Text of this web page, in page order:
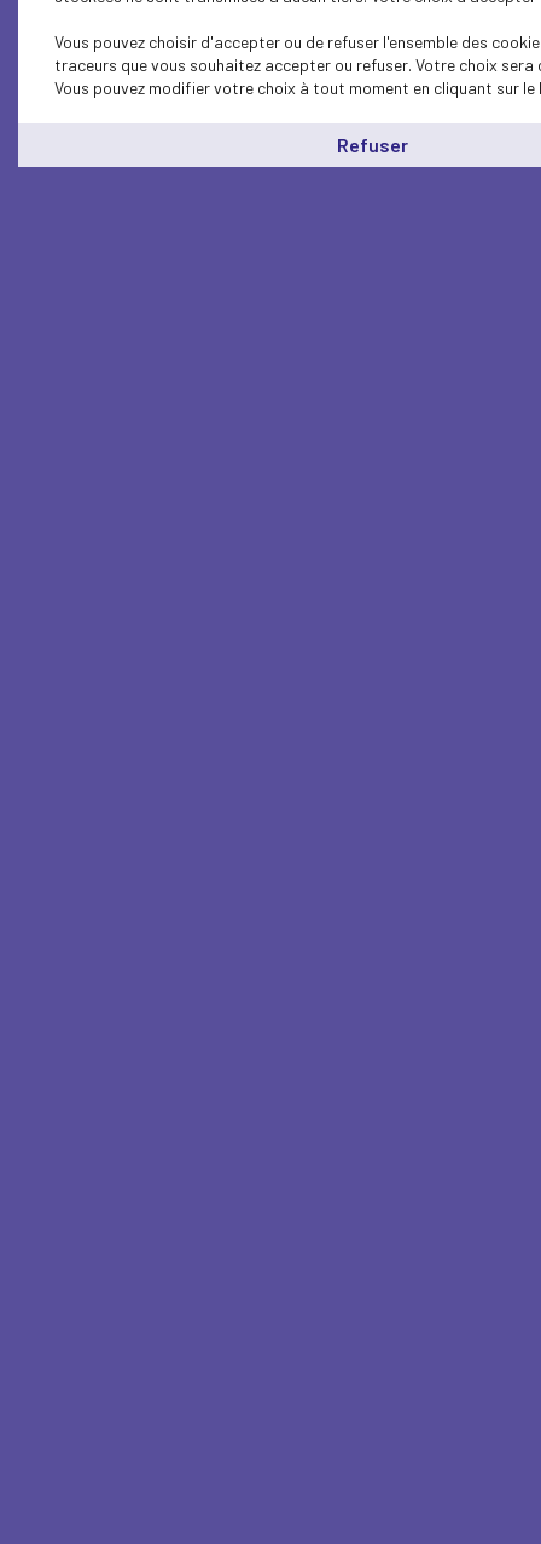
Vous pouvez choisir d'accepter ou de refuser l'ensemble des
traceurs que vous souhaitez accepter ou refuser. Votre choix
Vous pouvez modifier votre choix à tout moment en cliquant sur le
Refuser